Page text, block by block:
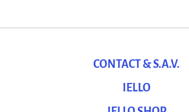
CONTACT & S.A.V.
IELLO